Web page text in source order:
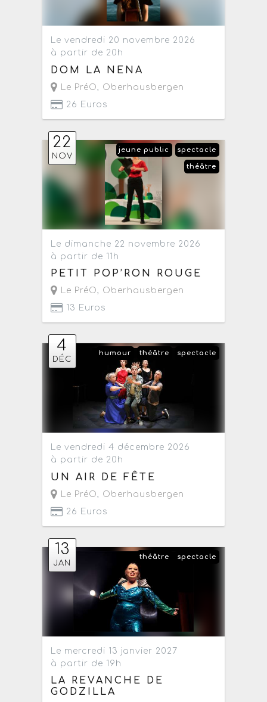
Le vendredi 20 novembre 2026
à partir de 20h
DOM LA NENA
Le PréO, Oberhausbergen
26 Euros
22
NOV
spectacle
jeune public
théâtre
Le dimanche 22 novembre 2026
à partir de 11h
PETIT POP’RON ROUGE
Le PréO, Oberhausbergen
13 Euros
4
DÉC
spectacle
théâtre
humour
Le vendredi 4 décembre 2026
à partir de 20h
UN AIR DE FÊTE
Le PréO, Oberhausbergen
26 Euros
13
JAN
spectacle
théâtre
Le mercredi 13 janvier 2027
à partir de 19h
LA REVANCHE DE
GODZILLA